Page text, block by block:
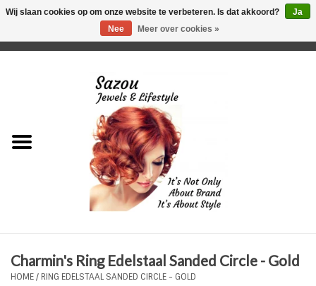
Just for Him
Plus Size Sieraden
Charmin's Ring Edelstaal Sanded Circle - Gold
HOME/ RING EDELSTAAL SANDED CIRCLE - GOLD
Wij slaan cookies op om onze website te verbeteren. Is dat akkoord?
Ja
Nee
Meer over cookies »